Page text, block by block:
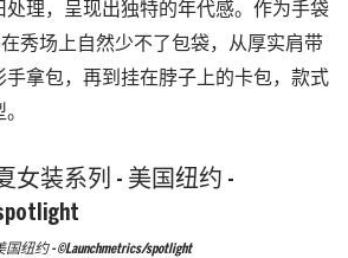
处理，呈现出独特的年代感。作为手袋
在秀场上自然少不了包袋，从厚实肩带
手拿包，再到挂在脖子上的卡包，款式
国纽约 - ©Launchmetrics/spotlight